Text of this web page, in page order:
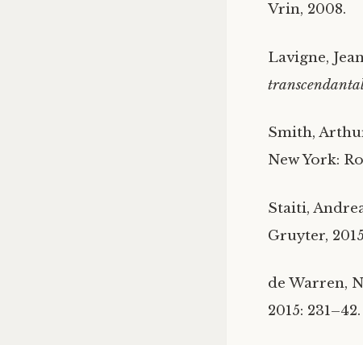
Vrin, 2008.
Lavigne,
Smith,
New York:
Staiti,
Gruyter,
de Warren,
2015: 231–42.